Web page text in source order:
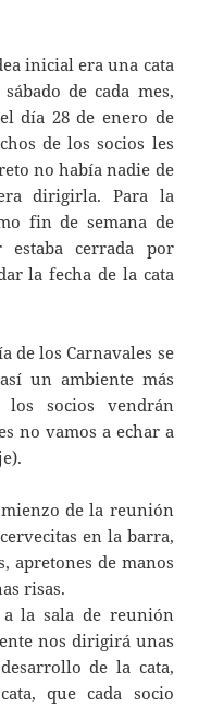
inicial era una cata
de cada mes,
día 28 de enero de
de los socios les
no había nadie de
dirigirla. Para la
fin de semana de
cerrada por
la fecha de la cata
los Carnavales se
un ambiente más
socios vendrán
no vamos a echar a
de la reunión
en la barra,
apretones de manos
risas.
a la sala de reunión
nos dirigirá unas
de la cata,
que cada socio